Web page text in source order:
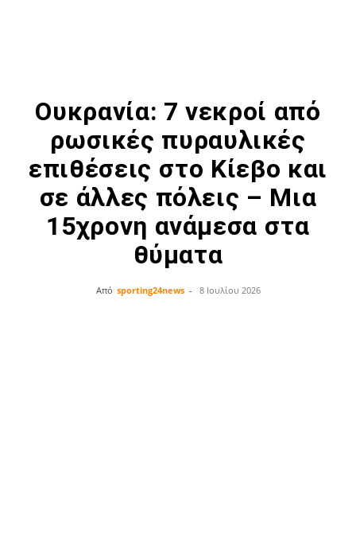
Ουκρανία: 7 νεκροί από
ρωσικές πυραυλικές
επιθέσεις στο Κίεβο και
σε άλλες πόλεις – Μια
15χρονη ανάμεσα στα
θύματα
Από sporting24news - 8 Ιουλίου 2026